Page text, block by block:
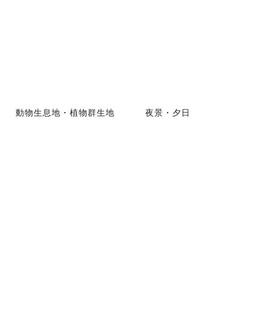
動物生息地・植物群生地 夜景・夕日